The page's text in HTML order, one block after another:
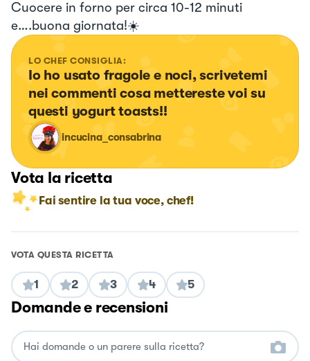
Cuocere in forno per circa 10-12 minuti
e….buona giornata!☀️
LO CHEF CONSIGLIA:
Io ho usato fragole e noci, scrivetemi
nei commenti cosa mettereste voi su
questi yogurt toasts!!
incucina_consabrina
Vota la ricetta
Fai sentire la tua voce, chef!
VOTA QUESTA RICETTA
1 2 3 4 5
Domande e recensioni